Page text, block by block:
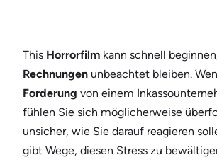
This Horrorfilm kann schnell
Rechnungen unbeachtet bleiben.
Forderung von einem
fühlen Sie sich möglicherweise
unsicher, wie Sie darauf reagieren
gibt Wege, diesen Stress zu